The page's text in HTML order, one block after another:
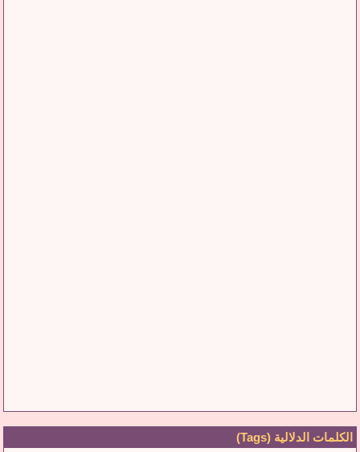
الكلمات الدلالية (Tags)